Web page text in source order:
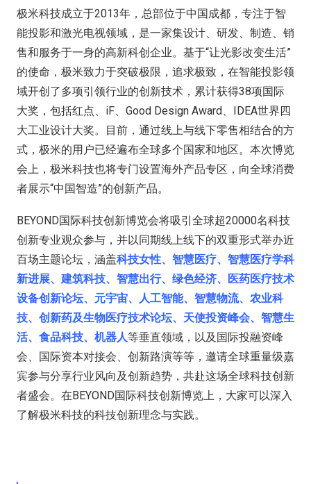
极米科技成立于2013年，总部位于中国成都，专注于智
能投影和激光电视领域，是一家集设计、研发、制造、销
售和服务于一身的高新科创企业。基于“让光影改变生活”
的使命，极米致力于突破极限，追求极致，在智能投影领
域开创了多项引领行业的创新技术，累计获得38项国际
大奖，包括红点、iF、Good Design Award、IDEA世界四
大工业设计大奖。目前，通过线上与线下零售相结合的方
式，极米的用户已经遍布全球多个国家和地区。本次博览
会上，极米科技也将专门设置海外产品专区，向全球消费
者展示“中国智造”的创新产品。
BEYOND国际科技创新博览会将吸引全球超20000名科技
创新专业观众参与，并以同期线上线下的双重形式举办近
百场主题论坛，涵盖科技女性、智慧医疗、智慧医疗学科
新进展、建筑科技、智慧出行、绿色经济、医药医疗技术
设备创新论坛、元宇宙、人工智能、智慧物流、农业科
技、创新药及生物医疗技术论坛、天使投资峰会、智慧生
活、食品科技、机器人等垂直领域，以及国际投融资峰
会、国际资本对接会、创新路演等等，邀请全球重量级嘉
宾参与分享行业风向及创新趋势，共赴这场全球科技创新
者盛会。在BEYOND国际科技创新博览上，大家可以深入
了解极米科技的科技创新理念与实践。